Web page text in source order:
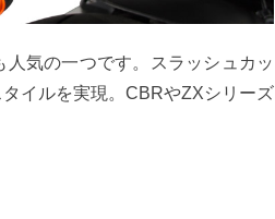
気の一つです。スラッシュカッ
イルを実現。CBRやZXシリーズ